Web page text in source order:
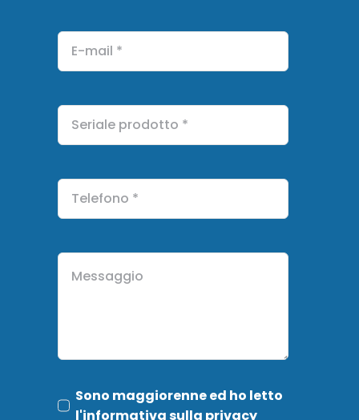
Sono maggiorenne ed ho letto
l'informativa sulla privacy